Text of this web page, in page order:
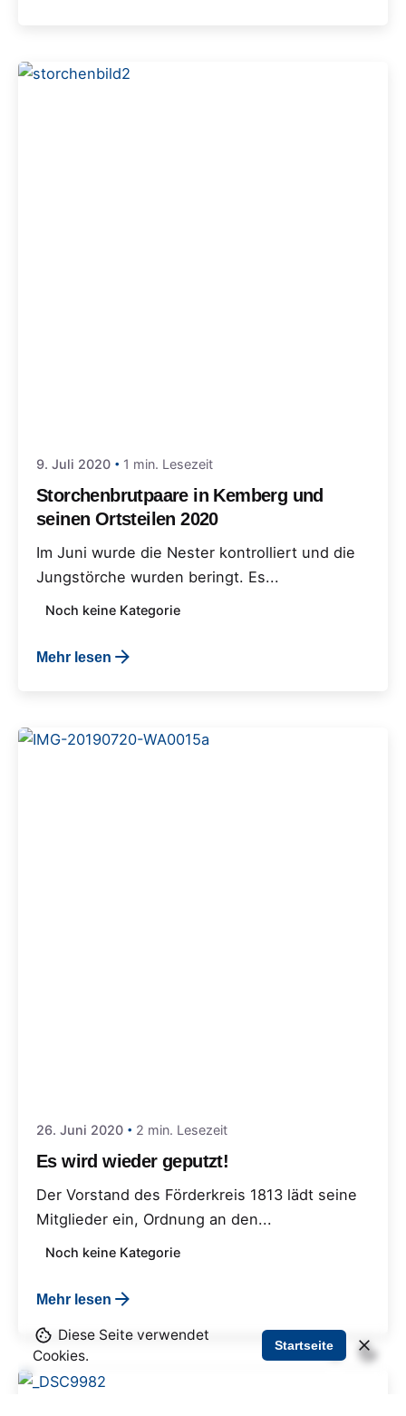
9. Juli 2020 1 min. Lesezeit
Storchenbrutpaare in Kemberg und
seinen Ortsteilen 2020
Im Juni wurde die Nester kontrolliert und die
Jungstörche wurden beringt. Es...
Noch keine Kategorie
Mehr lesen
26. Juni 2020 2 min. Lesezeit
Es wird wieder geputzt!
Der Vorstand des Förderkreis 1813 lädt seine
Mitglieder ein, Ordnung an den...
Noch keine Kategorie
Mehr lesen
Diese Seite verwendet
Cookies.
Startseite